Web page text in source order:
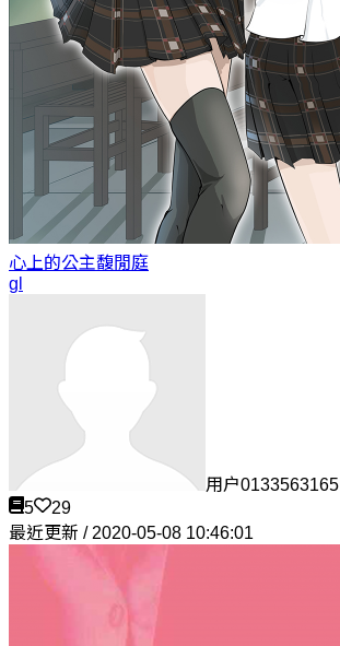
心上的公主馥閒庭
gl
用户0133563165
5
29
最近更新 / 2020-05-08 10:46:01